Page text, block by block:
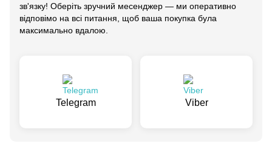
зв'язку! Оберіть зручний месенджер — ми оперативно
відповімо на всі питання, щоб ваша покупка була
максимально вдалою.
Telegram Viber